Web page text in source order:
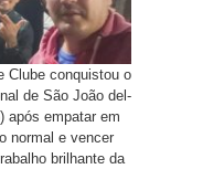
Clube conquistou o
de São João del-
após empatar em
normal e vencer
brilhante da